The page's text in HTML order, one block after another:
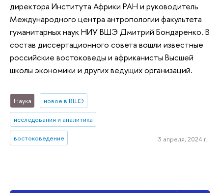
директора Института Африки РАН и руководитель
Международного центра антропологии факультета
гуманитарных наук НИУ ВШЭ Дмитрий Бондаренко. В
состав диссертационного совета вошли известные
российские востоковеды и африканисты Высшей
школы экономики и других ведущих организаций.
Наука новое в ВШЭ
исследования и аналитика
востоковедение 3 апреля, 2024 г.